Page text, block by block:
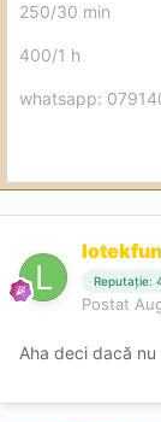
250/30 min
400/1 h
whatsapp:
lotekfun
Reputație:
Postat
Aha deci dacă